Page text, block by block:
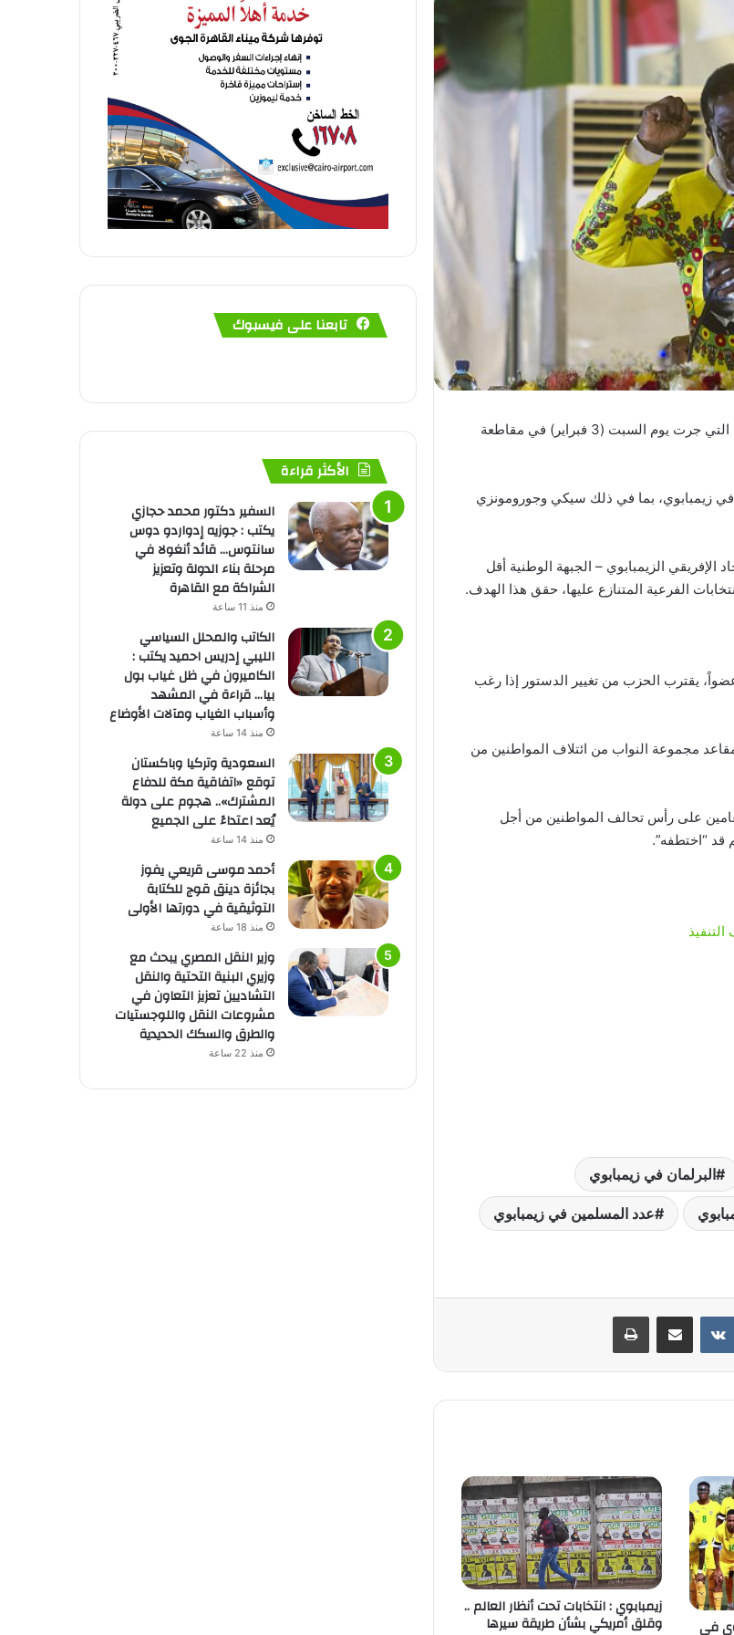
فاز حزب زانو الجبهة الوطنية الحاكم في زيمبابوي بالانتخابات الفرعية التي جرت يوم السبت (3 فبراير) في مقاطعة
في زيمبابوي، بما في ذلك سيكي وجورومونزي
الإفريقي الزيمبابوي – الجبهة الوطنية أقل
الفرعية المتنازع عليها، حقق هذا الهدف.
خلال تأمين هذه الأغلبية المطلقة في البرلمان المؤلف من 280 عضواً، يقترب الحزب من تغيير الدستور إذا رغب
مجموعة النواب من ائتلاف المواطنين من
على رأس تحالف المواطنين من أجل
البرلمان في زيمبابوي
عدد المسلمين في زيمبابوي
في
زيمبابوي : انتخابات تحت أنظار العالم ..
وقلق أمريكي بشأن طريقة سيرها
تابعنا على فيسبوك
الأكثر قراءة
السفير دكتور محمد حجازي
يكتب : جوزيه إدواردو دوس
سانتوس… قائد أنغولا في
مرحلة بناء الدولة وتعزيز
الشراكة مع القاهرة
منذ 11 ساعة
الكاتب والمحلل السياسي
الليبي إدريس احميد يكتب :
الكاميرون في ظل غياب بول
بيا… قراءة في المشهد
وأسباب الغياب ومآلات الأوضاع
منذ 14 ساعة
السعودية وتركيا وباكستان
توقع «اتفاقية مكة للدفاع
المشترك».. هجوم على دولة
يُعد اعتداءً على الجميع
منذ 14 ساعة
أحمد موسى قريعي يفوز
بجائزة دينق قوج للكتابة
التوثيقية في دورتها الأولى
منذ 18 ساعة
وزير النقل المصري يبحث مع
وزيري البنية التحتية والنقل
التشاديين تعزيز التعاون في
مشروعات النقل واللوجستيات
والطرق والسكك الحديدية
منذ 22 ساعة